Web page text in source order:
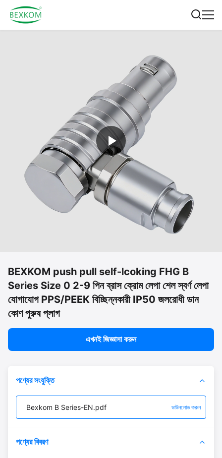
BEXKOM push pull self-lcoking FHG B
Series Size 0 2-9 পিন ব্রাস ক্রোম লেপা শেল স্বর্ণ লেপা
যোগাযোগ PPS/PEEK বিচ্ছিন্নকারী IP50 জলরোধী ডান
কোণ পুরুষ প্লাগ
এখনই জিজ্ঞাসা করুন
পণ্যের সংযুক্তি
Bexkom B Series-EN.pdf ডাউনলোড করুন
পণ্যের বিবরণ